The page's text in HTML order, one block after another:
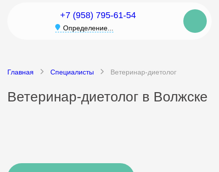
+7 (958) 795-61-54
Определение...
Главная Специалисты Ветеринар-диетолог
Ветеринар-диетолог в Волжске